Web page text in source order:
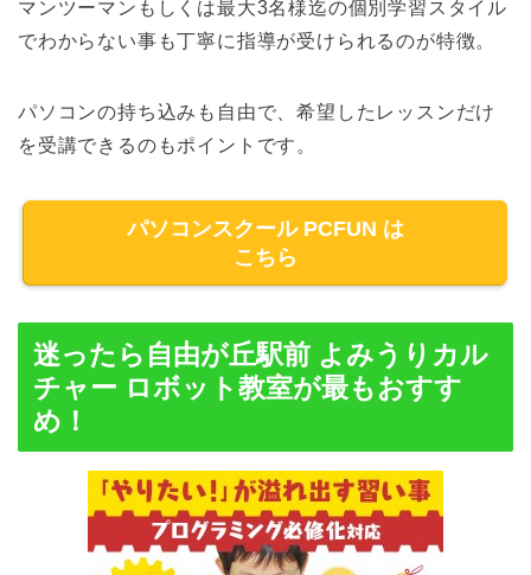
マンツーマンもしくは最大3名様迄の個別学習スタイル
でわからない事も丁寧に指導が受けられるのが特徴。
パソコンの持ち込みも自由で、希望したレッスンだけ
を受講できるのもポイントです。
パソコンスクール PCFUN は
こちら
迷ったら自由が丘駅前 よみうりカル
チャー ロボット教室が最もおすす
め！